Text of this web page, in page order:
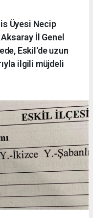
Üyesi Necip
İl Genel
Eskil'de uzun
ilgili müjdeli